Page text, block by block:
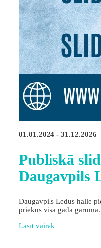
01.01.2024 - 31.12.2026
Publiskā
Daugavpils
Daugavpils Ledus halle
priekus visa gada garumā.
Lasīt vairāk